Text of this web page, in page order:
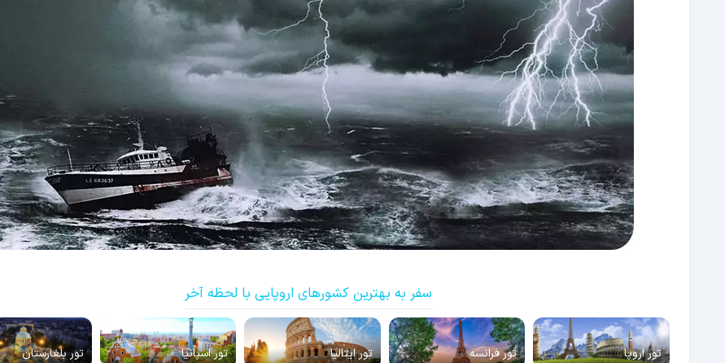
سفر به بهترین کشورهای اروپایی با لحظه آخر
تور اروپا تور فرانسه تور ایتالیا تور اسپانیا تور بلغارستان